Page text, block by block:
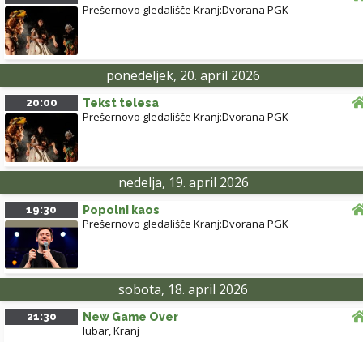
Prešernovo gledališče Kranj:Dvorana PGK
ponedeljek, 20. april 2026
20:00 Tekst telesa
Prešernovo gledališče Kranj:Dvorana PGK
nedelja, 19. april 2026
19:30 Popolni kaos
Prešernovo gledališče Kranj:Dvorana PGK
sobota, 18. april 2026
21:30 New Game Over
lubar,Kranj